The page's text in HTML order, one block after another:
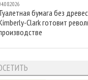
бумага без
Clark готовит